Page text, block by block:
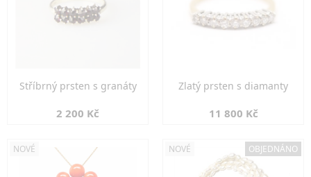
Stříbrný prsten s granáty
2 200 Kč
Zlatý prsten s diamanty
11 800 Kč
NOVÉ NOVÉ OBJEDNÁNO